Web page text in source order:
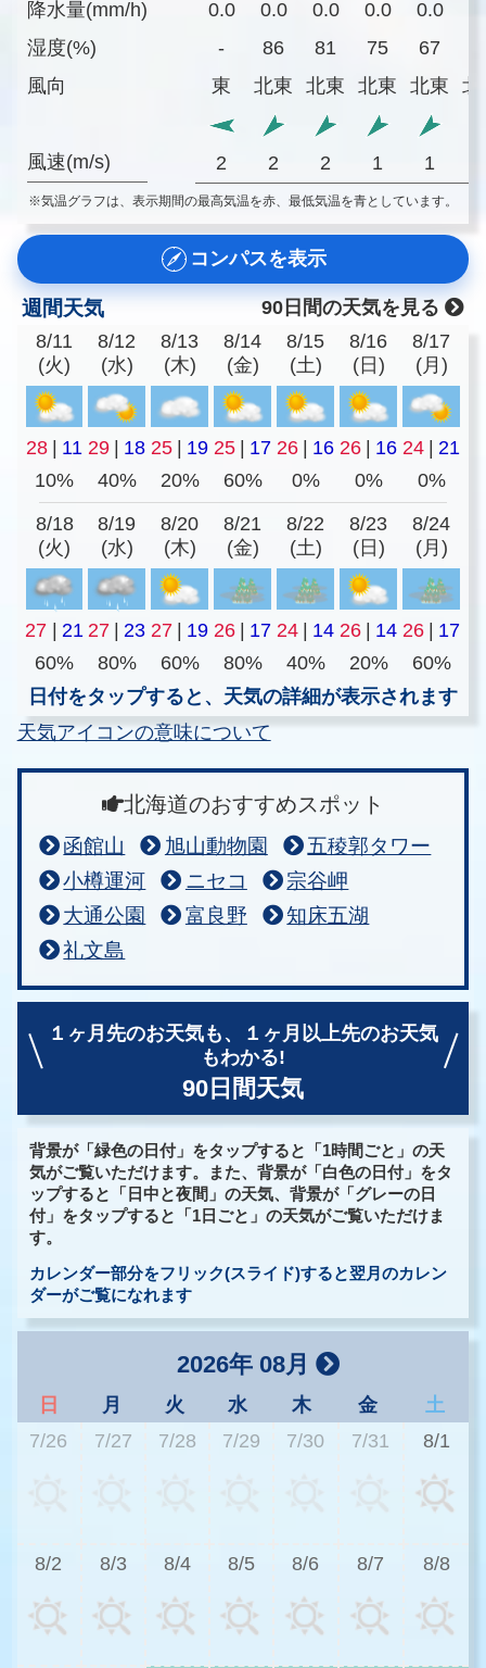
降水量(mm/h)
湿度(%)
風向
風速(m/s)
0.0 0.0 0.0 0.0 0.0
-
86 81 75 67
東
北東 北東 北東 北東 北
2 2 2 1 1
※気温グラフは、表示期間の最高気温を赤、最低気温を青としています。
コンパスを表示
週間天気
90日間の天気を見る
8/11
(火)
8/12
(水)
8/13
(木)
8/14
(金)
8/15
(土)
8/16
(日)
8/17
(月)
28 11 29 18 25 19 25 17 26 16 26 16 24
21
10%
40% 20% 60% 0% 0% 0%
8/18
(火)
8/19
(水)
8/20
(木)
8/21
(金)
8/22
(土)
8/23
(日)
8/24
(月)
27 21 27 23 27 19 26 17 24 14 26 14 26
17
60%
80% 60% 80% 40% 20%
60%
日付をタップすると、天気の詳細が表示されます
天気アイコンの意味について
北海道のおすすめスポット
函館山 旭山動物園
五稜郭タワー
小樽運河
ニセコ
宗谷岬
大通公園
富良野
知床五湖
礼文島
１ヶ月先のお天気も、
１ヶ月以上先のお天気
もわかる!
90日間天気
背景が「緑色の日付」をタップすると「1時間ごと」の天
気がご覧いただけます。また、背景が「白色の日付」をタ
ップすると「日中と夜間」の天気、背景が「グレーの日
付」をタップすると「1日ごと」の天気がご覧いただけま
す。
カレンダー部分をフリック(スライド)すると翌月のカレン
ダーがご覧になれます
2026年 08月
日 月 火 水 木 金
土
7/26
7/27 7/28 7/29 7/30 7/31 8/1
8/2 8/3 8/4 8/5 8/6 8/7 8/8